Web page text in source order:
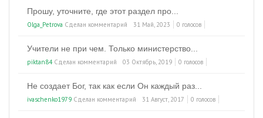
Прошу, уточните, где этот раздел про...
Olga_Petrova Сделан комментарий 31 Май, 2023 0 голосов
Учители не при чем. Только министерство...
piktan84Сделан комментарий 03 Октябрь, 2019 0 голосов
Не создает Бог, так как если Он каждый раз...
ivaschenko1979 Сделан комментарий 31 Август, 2017 0 голосов